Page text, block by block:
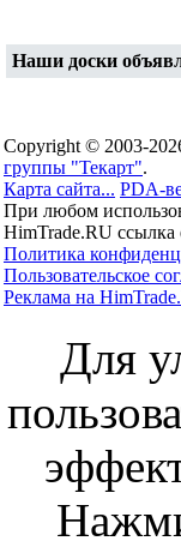
Наши доски
Copyright © 2003-
группы "Текарт".
Карта сайта... PDA-
При любом
HimTrade.RU ссылка
Политика
Пользовательское
Реклама на
Для